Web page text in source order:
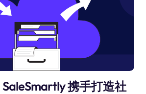
携手打造社